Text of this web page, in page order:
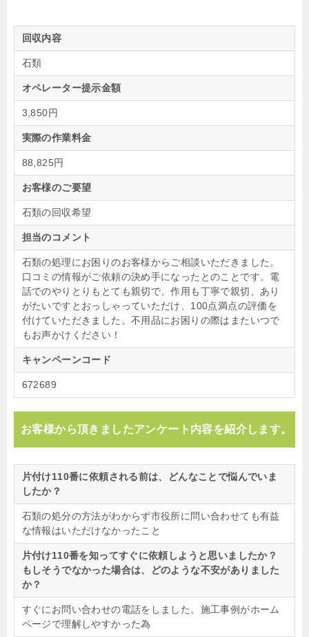
回収内容
石類
オペレーター提示金額
3,850円
実際の作業料金
88,825円
お客様のご要望
石類の回収希望
担当のコメント
石類の処理にお困りのお客様からご相談いただきました。
口コミの情報がご依頼の決め手になったとのことです。電
話でのやりとりもとても親切で、作用も丁寧で親切、あり
がたいですとおっしゃっていただけ、100点満点の評価を
付けていただきました。不用品にお困りの際はまたいつで
もお声かけください！
キャンペーンコード
672689
お客様から頂きましたアンケート内容を紹介します。
片付け110番に依頼される前は、どんなことで悩んでいま
したか？
石類の処分の方法がわからず市役所に問い合わせても有益
な情報はいただけなかったこと
片付け110番を知ってすぐに依頼しようと思いましたか？
もしそうでなかった場合は、どのような不安がありました
か？
すぐにお問い合わせの電話をしました。施工事例がホーム
ページで理解しやすかった為